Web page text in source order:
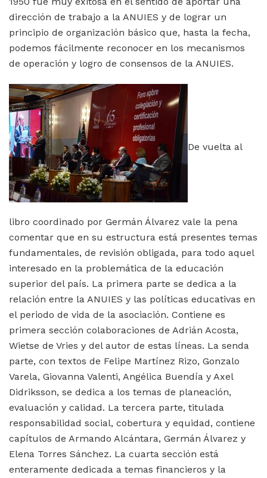
dirección de trabajo a la ANUIES y de lograr un
principio de organización básico que, hasta la fecha,
podemos fácilmente reconocer en los mecanismos
de operación y logro de consensos de la ANUIES.
De vuelta al
libro coordinado por Germán Álvarez vale la pena
comentar que en su estructura está presentes temas
fundamentales, de revisión obligada, para todo aquel
interesado en la problemática de la educación
superior del país. La primera parte se dedica a la
relación entre la ANUIES y las políticas educativas en
el periodo de vida de la asociación. Contiene es
primera sección colaboraciones de Adrián Acosta,
Wietse de Vries y del autor de estas líneas. La senda
parte, con textos de Felipe Martínez Rizo, Gonzalo
Varela, Giovanna Valenti, Angélica Buendía y Axel
Didriksson, se dedica a los temas de planeación,
evaluación y calidad. La tercera parte, titulada
responsabilidad social, cobertura y equidad, contiene
capítulos de Armando Alcántara, Germán Álvarez y
Elena Torres Sánchez. La cuarta sección está
enteramente dedicada a temas financieros y la